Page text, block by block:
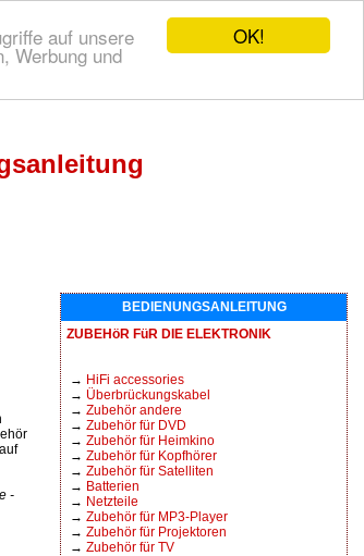
OK!
auf unsere
Werbung und
-
BEDIENUNGSANLEITUNG
ZUBEHöR FüR DIE ELEKTRONIK
→ HiFi accessories
→ Überbrückungskabel
→ Zubehör andere
→ Zubehör für DVD
→ Zubehör für Heimkino
→ Zubehör für Kopfhörer
→ Zubehör für Satelliten
→ Batterien
→ Netzteile
→ Zubehör für MP3-Player
→ Zubehör für Projektoren
→ Zubehör für TV